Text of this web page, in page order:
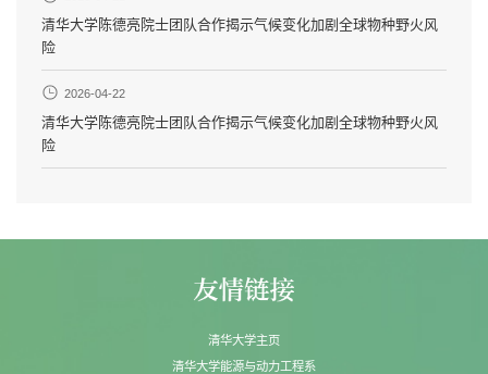
清华大学陈德亮院士团队合作揭示气候变化加剧全球物种野火风
险
2026-04-22
清华大学陈德亮院士团队合作揭示气候变化加剧全球物种野火风
险
清华大学主页
清华大学能源与动力工程系